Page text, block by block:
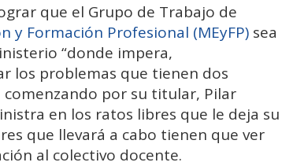
que el Grupo de Trabajo de
y Formación Profesional (MEyFP) sea
“donde impera,
los problemas que tienen dos
por su titular, Pilar
en los ratos libres que le deja su
que llevará a cabo tienen que ver
al colectivo docente.